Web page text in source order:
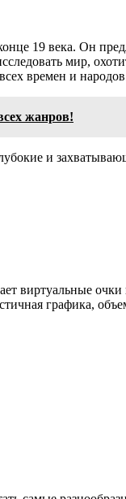
19 века. Он
мир,
времен и
жанров!
и
виртуальные
графика,